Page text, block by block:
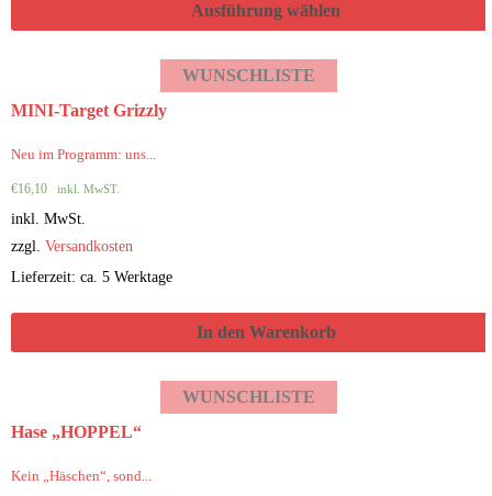
Ausführung wählen
WUNSCHLISTE
MINI-Target Grizzly
Neu im Programm: uns...
€16,10 inkl. MwST.
inkl. MwSt.
zzgl.Versandkosten
Lieferzeit: ca. 5 Werktage
In den Warenkorb
WUNSCHLISTE
Hase „HOPPEL“
Kein „Häschen“, sond...